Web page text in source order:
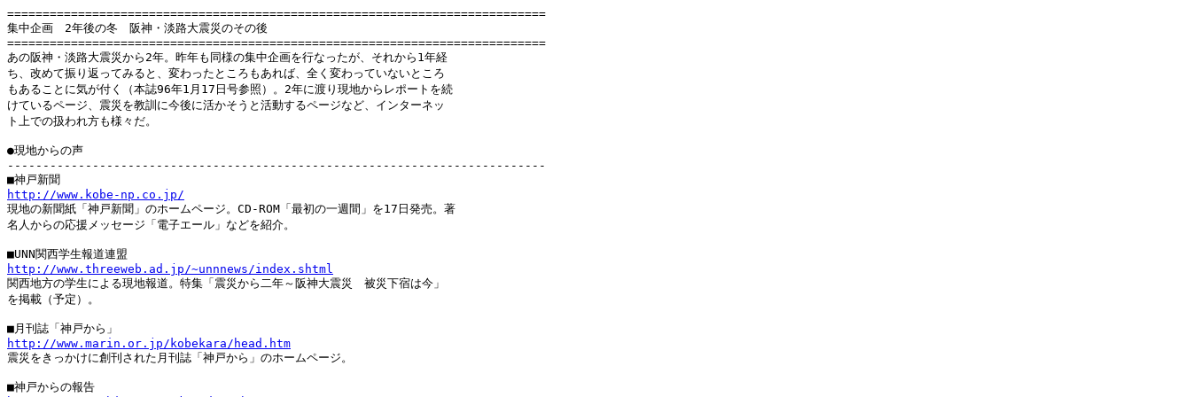
============================================================================
集中企画　2年後の冬　阪神・淡路大震災のその後
============================================================================
あの阪神・淡路大震災から2年。昨年も同様の集中企画を行なったが、それから1年経
ち、改めて振り返ってみると、変わったところもあれば、全く変わっていないところ
もあることに気が付く（本誌96年1月17日号参照）。2年に渡り現地からレポートを続
けているページ、震災を教訓に今後に活かそうと活動するページなど、インターネッ
ト上での扱われ方も様々だ。
●現地からの声
----------------------------------------------------------------------------
http://www.kobe-np.co.jp/
現地の新聞紙「神戸新聞」のホームページ。CD-ROM「最初の一週間」を17日発売。著
名人からの応援メッセージ「電子エール」などを紹介。
http://www.threeweb.ad.jp/~unnnews/index.shtml
関西地方の学生による現地報道。特集「震災から二年～阪神大震災　被災下宿は今」
を掲載（予定）。
http://www.marin.or.jp/kobekara/head.htm
震災をきっかけに創刊された月刊誌「神戸から」のホームページ。